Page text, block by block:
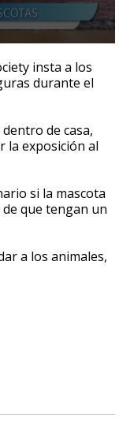
insta a los
durante el
de casa,
la exposición al
si la mascota
que tengan un
a los animales,